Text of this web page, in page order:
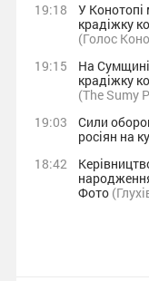
19:18
У Конотопі
крадіжку
(Голос
19:15
На
крадіжку
(The Sumy
19:03
Сили
росіян на
18:42
Фото